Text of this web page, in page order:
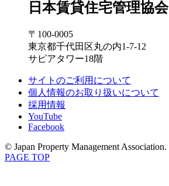
日本賃貸住宅管理協会
〒100-0005
東京都千代田区丸の内1-7-12
サピアタワー18階
サイトのご利用について
個人情報のお取り扱いについて
採用情報
YouTube
Facebook
© Japan Property Management Association.
PAGE TOP